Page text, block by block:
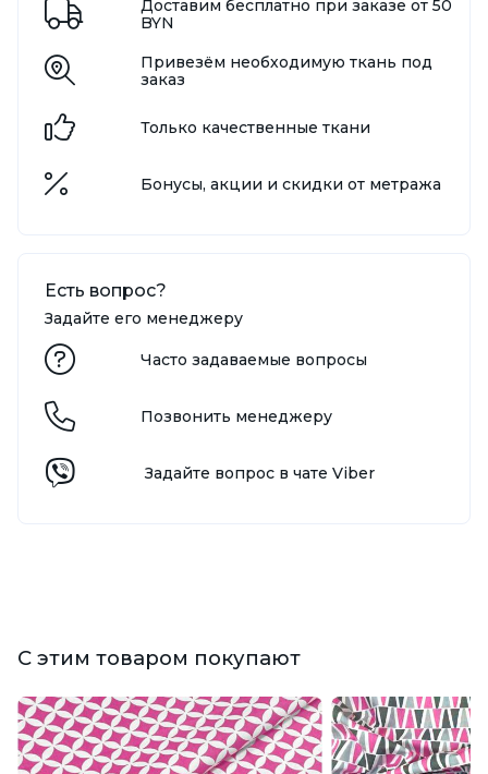
Доставим бесплатно при заказе от 50
BYN
Привезём необходимую ткань под
заказ
Только качественные ткани
Бонусы, акции и скидки от метража
Есть вопрос?
Задайте его менеджеру
Часто задаваемые вопросы
Позвонить менеджеру
Задайте вопрос в чате Viber
С этим товаром покупают